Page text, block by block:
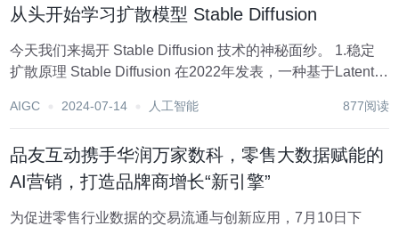
从头开始学习扩散模型 Stable Diffusion
今天我们来揭开 Stable Diffusion 技术的神秘面纱。 1.稳定
扩散原理 Stable Diffusion 在2022年发表，一种基于Latent
AIGC 2024-07-14 人工智能 877阅读
品友互动携手华润万家数科，零售大数据赋能的
AI营销，打造品牌商增长“新引擎”
为促进零售行业数据的交易流通与创新应用，7月10日下